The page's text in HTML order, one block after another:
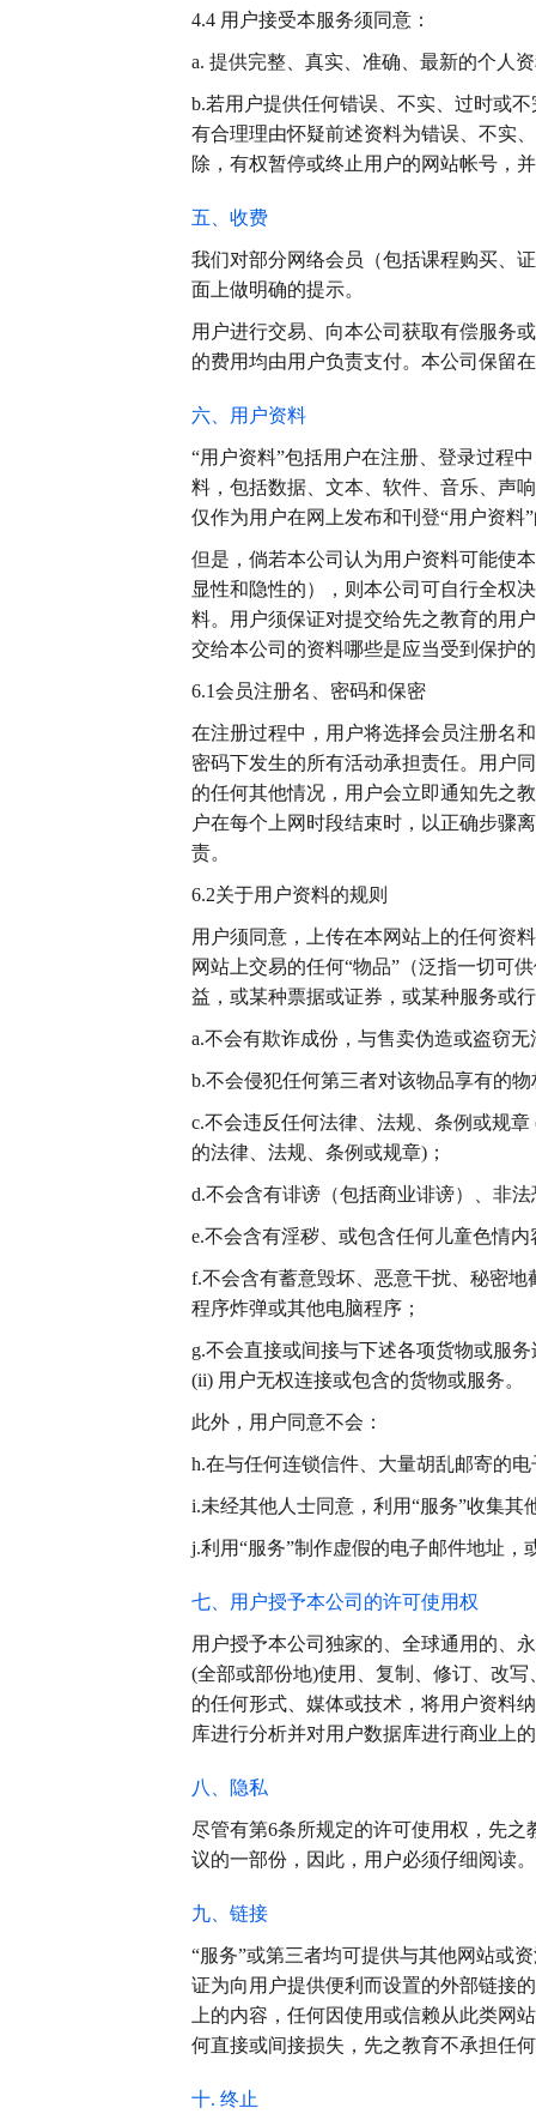
4.4 用户接受本服务须同意：
a. 提供完整、真实、准确、最新的个人
b.若用户提供任何错误、不实、过时或
有合理理由怀疑前述资料为错误、不实
除，有权暂停或终止用户的网站帐号，
五、收费
我们对部分网络会员（包括课程购买、
面上做明确的提示。
用户进行交易、向本公司获取有偿服务
的费用均由用户负责支付。本公司保留
六、用户资料
“用户资料”包括用户在注册、登录过程
料，包括数据、文本、软件、音乐、声
仅作为用户在网上发布和刊登“用户资料
但是，倘若本公司认为用户资料可能使
显性和隐性的），则本公司可自行全权
料。用户须保证对提交给先之教育的用
交给本公司的资料哪些是应当受到保护
6.1会员注册名、密码和保密
在注册过程中，用户将选择会员注册名
密码下发生的所有活动承担责任。用户
的任何其他情况，用户会立即通知先之
户在每个上网时段结束时，以正确步骤
责。
6.2关于用户资料的规则
用户须同意，上传在本网站上的任何资
网站上交易的任何“物品”（泛指一切可
益，或某种票据或证券，或某种服务或
a.不会有欺诈成份，与售卖伪造或盗窃无
b.不会侵犯任何第三者对该物品享有的
c.不会违反任何法律、法规、条例或规
的法律、法规、条例或规章)；
d.不会含有诽谤（包括商业诽谤）、非
e.不会含有淫秽、或包含任何儿童色情内
f.不会含有蓄意毁坏、恶意干扰、秘密
程序炸弹或其他电脑程序；
g.不会直接或间接与下述各项货物或服
(ii) 用户无权连接或包含的货物或服务。
此外，用户同意不会：
h.在与任何连锁信件、大量胡乱邮寄的
i.未经其他人士同意，利用“服务”收集
j.利用“服务”制作虚假的电子邮件地址
七、用户授予本公司的许可使用权
用户授予本公司独家的、全球通用的、
(全部或部份地)使用、复制、修订、改
的任何形式、媒体或技术，将用户资料
库进行分析并对用户数据库进行商业上
八、隐私
尽管有第6条所规定的许可使用权，先
议的一部份，因此，用户必须仔细阅读。
九、链接
“服务”或第三者均可提供与其他网站或
证为向用户提供便利而设置的外部链接
上的内容，任何因使用或信赖从此类网
何直接或间接损失，先之教育不承担任
十. 终止